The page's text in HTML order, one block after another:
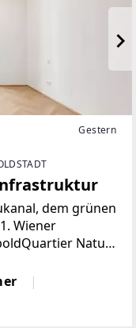
Gestern
dem grünen
Wiener
Natur,
die